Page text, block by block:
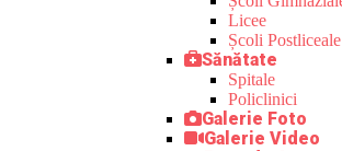
Licee
Școli Postliceale
Sănătate
Spitale
Policlinici
Galerie Foto
Galerie Video